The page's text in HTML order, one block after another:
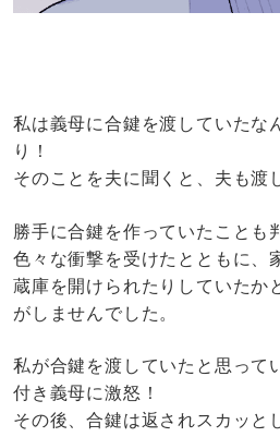
私は義母に合鍵を渡していたな
り！
そのことを夫に聞くと、夫も渡
勝手に合鍵を作っていたことも
色々な衝撃を受けたとともに、
蔵庫を開けられたりしていたか
がしませんでした。
私が合鍵を渡していたと思って
付き義母に激怒！
その後、合鍵は返されスカッと